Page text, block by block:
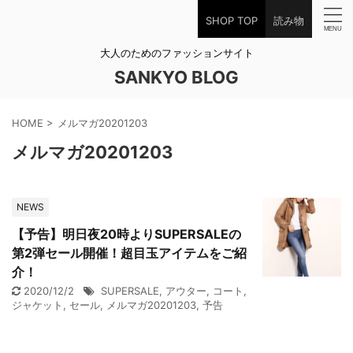
SHOP TOP 読み物
大人のためのファッションサイト
SANKYO BLOG
HOME > メルマガ20201203
メルマガ20201203
NEWS
【予告】明日夜20時よりSUPERSALEの
第2弾セール開催！超目玉アイテムをご紹
介！
2020/12/2 SUPERSALE, アウター, コート ,
ジャケット , セール, メルマガ20201203, 予告